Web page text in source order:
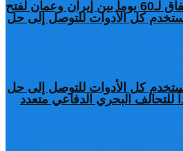
كل الأدوات للتوصل إلى حل
للتحالف البحري الدفاعي متعدد
إعلان وشيك عن اتفاق لـ60 يوماً بين إيران وعمان لفتح
كل الأدوات للتوصل إلى حل